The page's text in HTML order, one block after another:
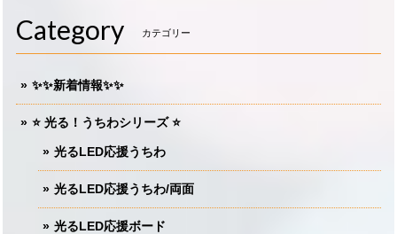
Category カテゴリー
✨✨新着情報✨✨
⭐️ 光る！うちわシリーズ ⭐️
光るLED応援うちわ
光るLED応援うちわ/両面
光るLED応援ボード